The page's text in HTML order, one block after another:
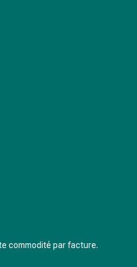
commodité par facture.